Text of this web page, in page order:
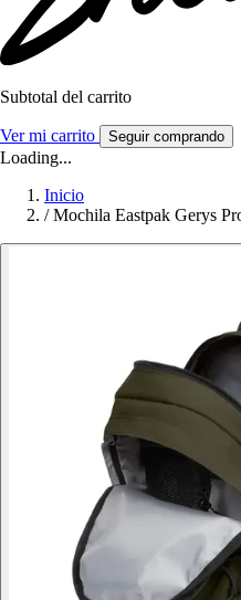
Subtotal del carrito
Ver mi carrito Seguir comprando
Loading...
Inicio
/ Mochila Eastpak Gerys